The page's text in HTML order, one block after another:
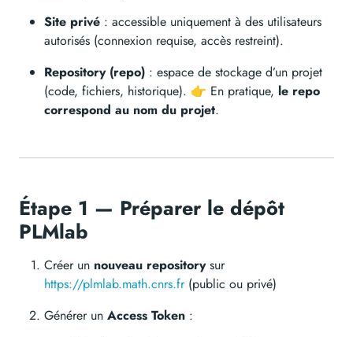
Site privé : accessible uniquement à des utilisateurs
autorisés (connexion requise, accès restreint).
Repository (repo) : espace de stockage d’un projet
(code, fichiers, historique). 👉 En pratique, le repo
correspond au nom du projet.
Étape 1 — Préparer le dépôt
PLMlab
Créer un nouveau repositorysur
https://plmlab.math.cnrs.fr(public ou privé)
Générer un Access Token :